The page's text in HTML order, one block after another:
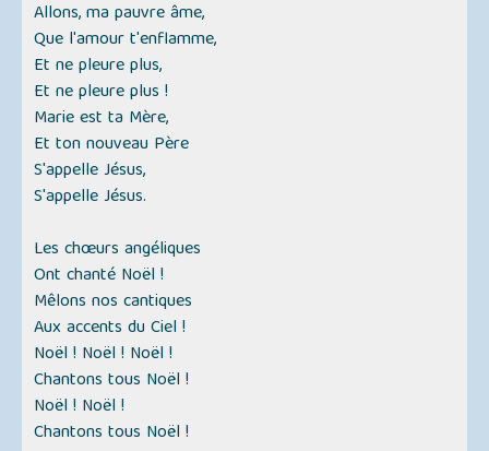
Allons, ma pauvre âme,
Que l'amour t'enflamme,
Et ne pleure plus,
Et ne pleure plus !
Marie est ta Mère,
Et ton nouveau Père
S'appelle Jésus,
S'appelle Jésus.
Les chœurs angéliques
Ont chanté Noël !
Mêlons nos cantiques
Aux accents du Ciel !
Noël ! Noël ! Noël !
Chantons tous Noël !
Noël ! Noël !
Chantons tous Noël !